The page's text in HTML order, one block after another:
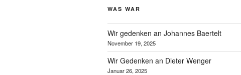
WAS WAR
Wir gedenken an Johannes Baertelt
November 19, 2025
Wir Gedenken an Dieter Wenger
Januar 26, 2025